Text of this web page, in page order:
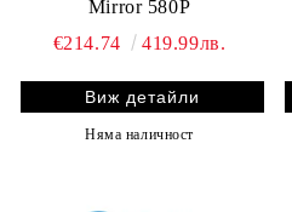
Mirror 580P
€214.74
419.99лв.
Виж детайли
Няма наличност